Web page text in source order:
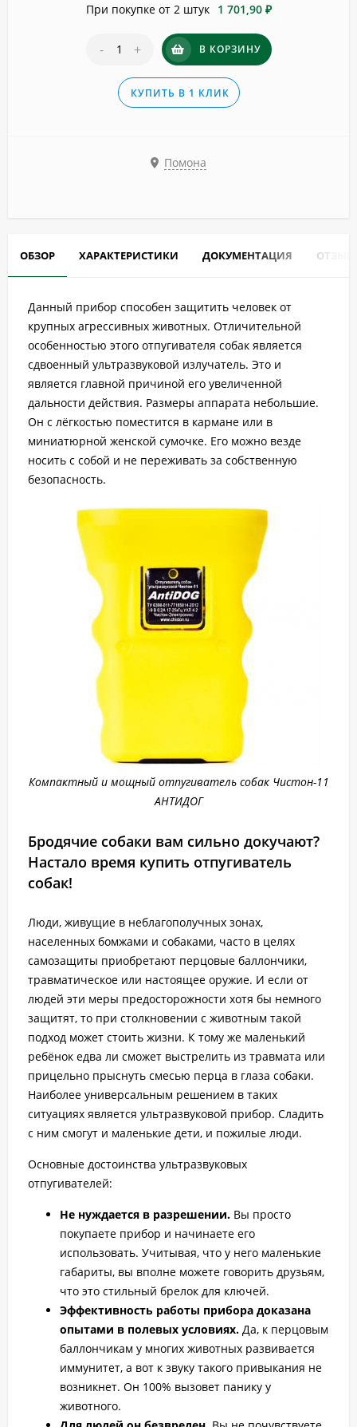
При покупке от 2 штук 1 701,90 ₽
- + В КОРЗИНУ
КУПИТЬ В 1 КЛИК
Помона
ОБЗОР ХАРАКТЕРИСТИКИ ДОКУМЕНТАЦИЯ
Данный прибор способен защитить человек от
крупных агрессивных животных. Отличительной
особенностью этого отпугивателя собак является
сдвоенный ультразвуковой излучатель. Это и
является главной причиной его увеличенной
дальности действия. Размеры аппарата небольшие.
Он с лёгкостью поместится в кармане или в
миниатюрной женской сумочке. Его можно везде
носить с собой и не переживать за собственную
безопасность.
Компактный и мощный отпугиватель собак Чистон-11
АНТИДОГ
Бродячие собаки вам сильно докучают?
Настало время купить отпугиватель
собак!
Люди, живущие в неблагополучных зонах,
населенных бомжами и собаками, часто в целях
самозащиты приобретают перцовые баллончики,
травматическое или настоящее оружие. И если от
людей эти меры предосторожности хотя бы немного
защитят, то при столкновении с животным такой
подход может стоить жизни. К тому же маленький
ребёнок едва ли сможет выстрелить из травмата или
прицельно прыснуть смесью перца в глаза собаки.
Наиболее универсальным решением в таких
ситуациях является ультразвуковой прибор. Сладить
с ним смогут и маленькие дети, и пожилые люди.
Основные достоинства ультразвуковых
отпугивателей:
Не нуждается в разрешении. Вы просто
покупаете прибор и начинаете его
использовать. Учитывая, что у него маленькие
габариты, вы вполне можете говорить друзьям,
что это стильный брелок для ключей.
Эффективность работы прибора доказана
опытами в полевых условиях. Да, к перцовым
баллончикам у многих животных развивается
иммунитет, а вот к звуку такого привыкания не
возникнет. Он 100% вызовет панику у
животного.